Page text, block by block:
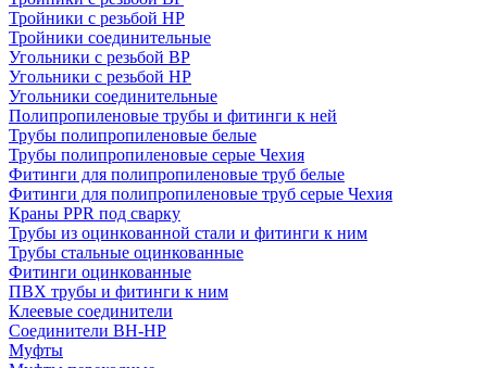
Тройники с резьбой НР
Тройники соединительные
Угольники с резьбой ВР
Угольники с резьбой НР
Угольники соединительные
Полипропиленовые трубы и фитинги к ней
Трубы полипропиленовые белые
Трубы полипропиленовые серые Чехия
Фитинги для полипропиленовые труб белые
Фитинги для полипропиленовые труб серые Чехия
Краны PPR под сварку
Трубы из оцинкованной стали и фитинги к ним
Трубы стальные оцинкованные
Фитинги оцинкованные
ПВХ трубы и фитинги к ним
Клеевые соединители
Соединители ВН-НР
Муфты